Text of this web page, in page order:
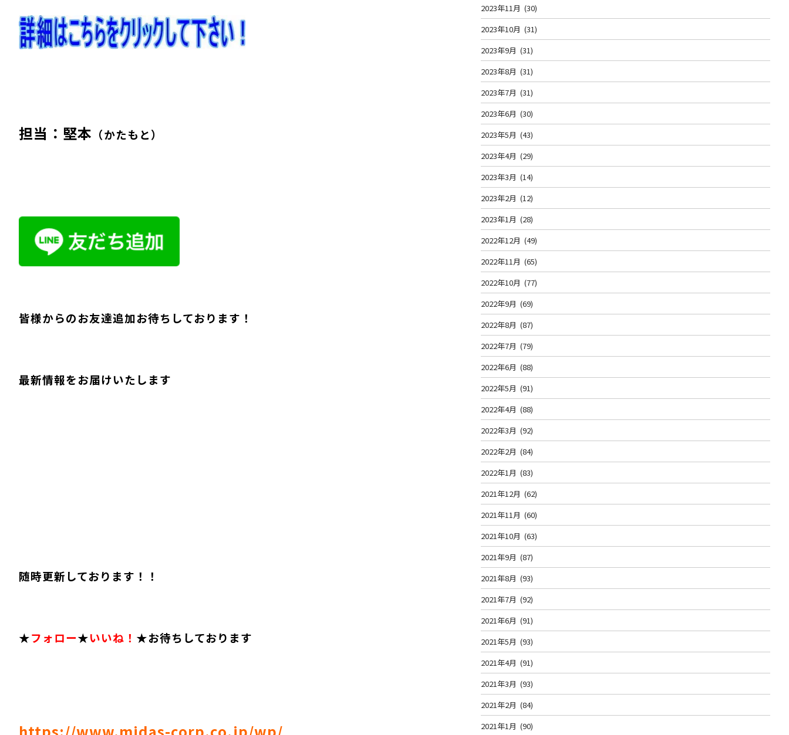
担当：堅本 （かたもと）
皆様からのお友達追加お待ちしております！
最新情報をお届けいたします
随時更新しております！！
★フォロー★いいね！ ★お待ちしております
2023年11月 (30)
2023年10月 (31)
2023年9月 (31)
2023年8月 (31)
2023年7月 (31)
2023年6月 (30)
2023年5月 (43)
2023年4月 (29)
2023年3月 (14)
2023年2月 (12)
2023年1月 (28)
2022年12月 (49)
2022年11月 (65)
2022年10月 (77)
2022年9月 (69)
2022年8月 (87)
2022年7月 (79)
2022年6月 (88)
2022年5月 (91)
2022年4月 (88)
2022年3月 (92)
2022年2月 (84)
2022年1月 (83)
2021年12月 (62)
2021年11月 (60)
2021年10月 (63)
2021年9月 (87)
2021年8月 (93)
2021年7月 (92)
2021年6月 (91)
2021年5月 (93)
2021年4月 (91)
2021年3月 (93)
2021年2月 (84)
2021年1月 (90)